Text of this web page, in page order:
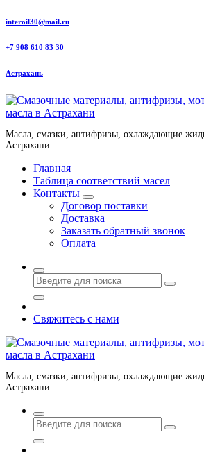
Перейти
содержанию
interoil30@mail.ru
+7 908 610 83 30
Астрахань
Масла, смазки, антифризы, охлаждающие
Астрахани
Главная
Таблица соответствий масел
Контакты
Договор поставки
Доставка
Заказать обратный звонок
Оплата
Свяжитесь с нами
Масла, смазки, антифризы, охлаждающие
Астрахани